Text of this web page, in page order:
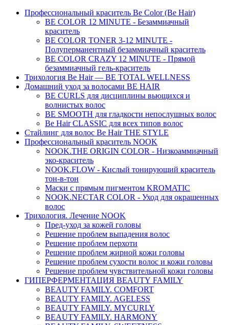
Профессиональный краситель Be Color (Be Hair)
BE COLOR 12 MINUTE - Безаммиачный
краситель
BE COLOR TONER 3-12 MINUTE -
Полуперманентный безаммиачный краситель
BE COLOR CRAZY 12 MINUTE - Прямой
безаммиачный гель-краситель
Трихология Be Hair — BE TOTAL WELLNESS
Домашний уход за волосами BE HAIR
BE CURLS для дисциплины вьющихся и
волнистых волос
BE SMOOTH для гладкости непослушных волос
Be Hair CLASSIC для всех типов волос
Стайлинг для волос Be Hair THE STYLE
Профессиональный краситель NOOK
NOOK.THE ORIGIN COLOR - Низкоаммиачный
эко-краситель
NOOK.FLOW - Кислый тонирующий краситель
тон-в-тон
Маски с прямым пигментом KROMATIC
NOOK.NECTAR COLOR - Уход для окрашенных
волос
Трихология. Лечение NOOK
Пред-уход за кожей головы
Решение проблем выпадения волос
Решение проблем перхоти
Решение проблем жирной кожи головы
Решение проблем сухости волос и кожи головы
Решение проблем чувствительной кожи головы
ГИПЕРФЕРМЕНТАЦИЯ BEAUTY FAMILY
BEAUTY FAMILY. COMFORT
BEAUTY FAMILY. AGELESS
BEAUTY FAMILY. MYCURLY
BEAUTY FAMILY. HARMONY